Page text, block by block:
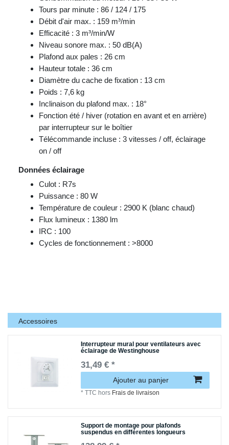
Tours par minute : 86 / 124 / 175
Débit d'air max. : 159 m³/min
Efficacité : 3 m³/min/W
Niveau sonore max. : 50 dB(A)
Plafond aux pales : 26 cm
Hauteur totale : 36 cm
Diamètre du cache de fixation : 13 cm
Poids : 7,6 kg
Inclinaison du plafond max. : 18°
Fonction été / hiver (rotation en avant et en arrière)
par interrupteur sur le boîtier
Télécommande incluse : 3 vitesses / off, éclairage
on / off
Données éclairage
Culot : R7s
Puissance : 80 W
Température de couleur : 2900 K (blanc chaud)
Flux lumineux : 1380 lm
IRC : 100
Cycles de fonctionnement : >8000
Accessoires
Interrupteur mural pour ventilateurs avec
éclairage de Westinghouse
31,49 € *
Ajouter au panjer
*TTC hors Frais de livraison
Support de montage pour plafonds
suspendus en différentes longueurs